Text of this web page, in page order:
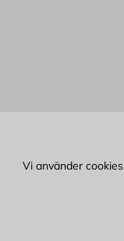
Vi använder cookies